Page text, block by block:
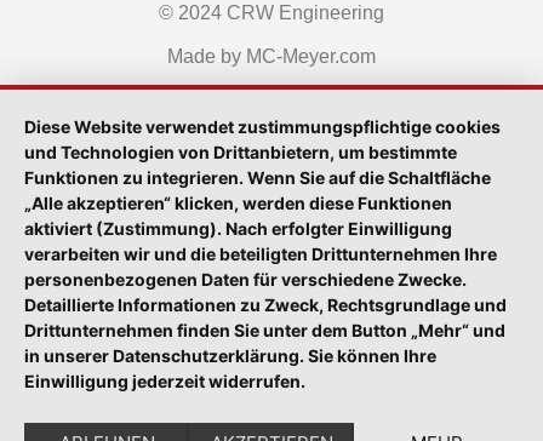
© 2024 CRW Engineering
Made by MC-Meyer.com
Diese Website verwendet zustimmungspflichtige cookies
und Technologien von Drittanbietern, um bestimmte
Funktionen zu integrieren. Wenn Sie auf die Schaltfläche
„Alle akzeptieren“ klicken, werden diese Funktionen
aktiviert (Zustimmung). Nach erfolgter Einwilligung
verarbeiten wir und die beteiligten Drittunternehmen Ihre
personenbezogenen Daten für verschiedene Zwecke.
Detaillierte Informationen zu Zweck, Rechtsgrundlage und
Drittunternehmen finden Sie unter dem Button „Mehr“ und
in unserer Datenschutzerklärung. Sie können Ihre
Einwilligung jederzeit widerrufen.